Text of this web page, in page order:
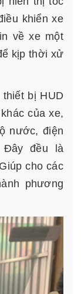
khiển xe
về xe một
kịp thời xử
bị HUD
của xe,
nước, điện
đều là
cho các
phương